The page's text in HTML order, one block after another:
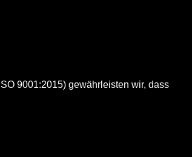
9001:2015) gewährleisten wir, dass